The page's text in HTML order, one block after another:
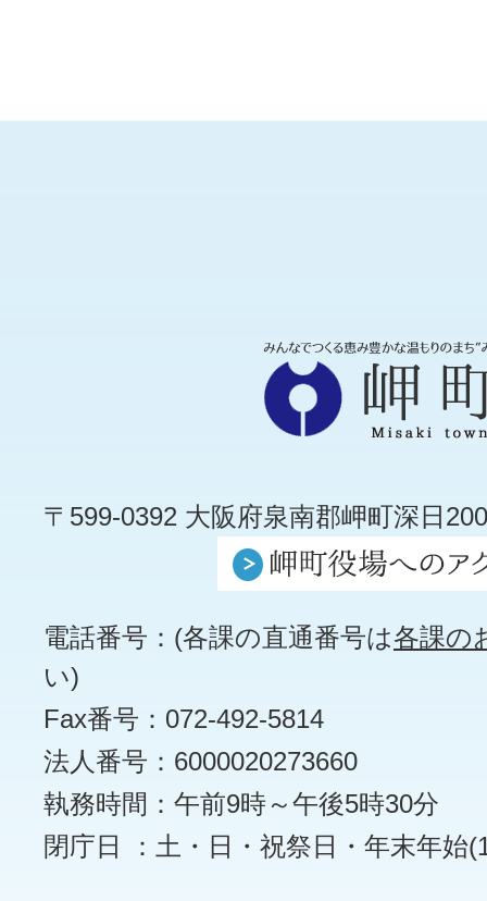
〒599-0392 大阪府泉南郡岬町深日
電話番号：(各課の直通番号は各課の
い)
Fax番号：072-492-5814
法人番号：6000020273660
執務時間：午前9時～午後5時30分
閉庁日 ：土・日・祝祭日・年末年始